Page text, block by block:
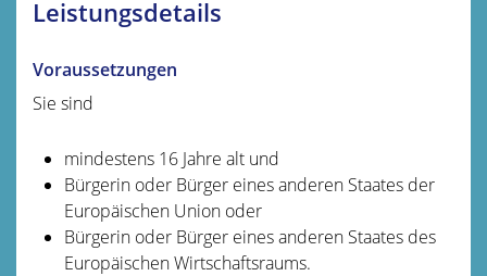
Leistungsdetails
Voraussetzungen
Sie sind
mindestens 16 Jahre alt und
Bürgerin oder Bürger eines anderen Staates der
Europäischen Union oder
Bürgerin oder Bürger eines anderen Staates des
Europäischen Wirtschaftsraums.